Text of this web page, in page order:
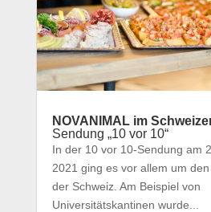
NOVANIMAL im
Sendung „10 vor 10“
In der 10 vor 10-Sendung am
2021 ging es vor allem um
der Schweiz. Am Beispiel von
Universitätskantinen wurde...